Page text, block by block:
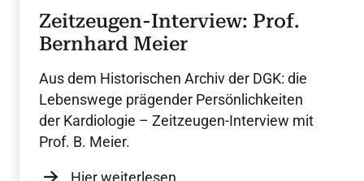
Zeitzeugen-Interview: Prof.
Bernhard Meier
Aus dem Historischen Archiv der DGK: die
Lebenswege prägender Persönlichkeiten
der Kardiologie – Zeitzeugen-Interview mit
Prof. B. Meier.
Hier weiterlesen